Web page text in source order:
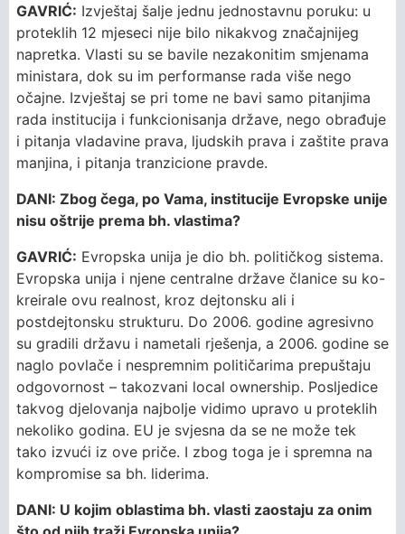
GAVRIĆ: Izvještaj šalje jednu jednostavnu poruku: u
proteklih 12 mjeseci nije bilo nikakvog značajnijeg
napretka. Vlasti su se bavile nezakonitim smjenama
ministara, dok su im performanse rada više nego
očajne. Izvještaj se pri tome ne bavi samo pitanjima
rada institucija i funkcionisanja države, nego obrađuje
i pitanja vladavine prava, ljudskih prava i zaštite prava
manjina, i pitanja tranzicione pravde.
DANI: Zbog čega, po Vama, institucije Evropske unije
nisu oštrije prema bh. vlastima?
GAVRIĆ: Evropska unija je dio bh. političkog sistema.
Evropska unija i njene centralne države članice su ko-
kreirale ovu realnost, kroz dejtonsku ali i
postdejtonsku strukturu. Do 2006. godine agresivno
su gradili državu i nametali rješenja, a 2006. godine se
naglo povlače i nespremnim političarima prepuštaju
odgovornost – takozvani local ownership. Posljedice
takvog djelovanja najbolje vidimo upravo u proteklih
nekoliko godina. EU je svjesna da se ne može tek
tako izvući iz ove priče. I zbog toga je i spremna na
kompromise sa bh. liderima.
DANI: U kojim oblastima bh. vlasti zaostaju za onim